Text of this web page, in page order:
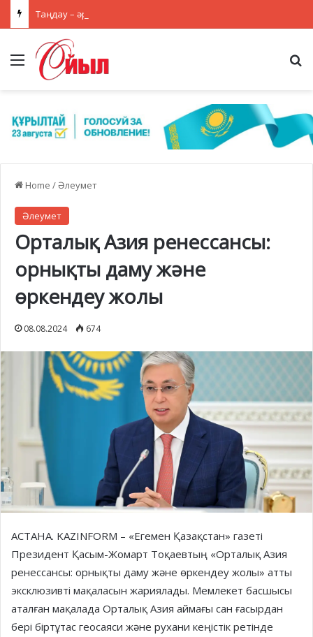
Таңдау – әр азаматтың жауапкершілігі
Menu
Home /Әлеумет
Әлеумет
Орталық Азия ренессансы:
орнықты даму және
өркендеу жолы
08.08.2024 674
АСТАНА. KAZINFORM – «Егемен Қазақстан» газеті
Президент Қасым-Жомарт Тоқаевтың «Орталық Азия
ренессансы: орнықты даму және өркендеу жолы» атты
эксклюзивті мақаласын жариялады. Мемлекет басшысы
аталған мақалада Орталық Азия аймағы сан ғасырдан
бері біртұтас геосаяси және рухани кеңістік ретінде